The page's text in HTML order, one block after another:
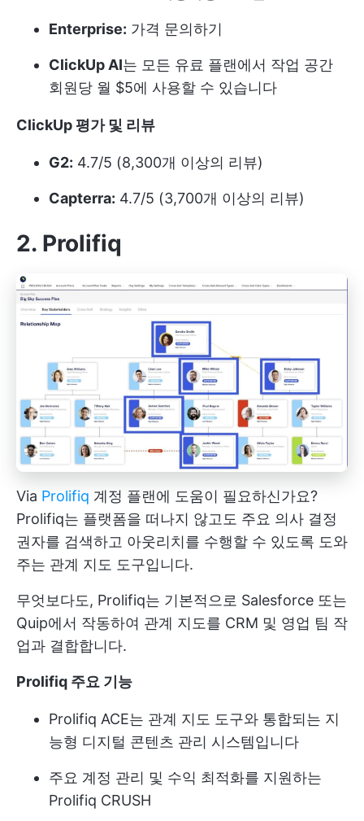
Enterprise: 가격 문의하기
ClickUp AI는 모든 유료 플랜에서 작업 공간
회원당 월 $5에 사용할 수 있습니다
ClickUp 평가 및 리뷰
G2: 4.7/5 (8,300개 이상의 리뷰)
Capterra: 4.7/5 (3,700개 이상의 리뷰)
2. Prolifiq
Via Prolifiq 계정 플랜에 도움이 필요하신가요?
Prolifiq는 플랫폼을 떠나지 않고도 주요 의사 결정
권자를 검색하고 아웃리치를 수행할 수 있도록 도와
주는 관계 지도 도구입니다.
무엇보다도, Prolifiq는 기본적으로 Salesforce 또는
Quip에서 작동하여 관계 지도를 CRM 및 영업 팀 작
업과 결합합니다.
Prolifiq 주요 기능
Prolifiq ACE는 관계 지도 도구와 통합되는 지
능형 디지털 콘텐츠 관리 시스템입니다
주요 계정 관리 및 수익 최적화를 지원하는
Prolifiq CRUSH